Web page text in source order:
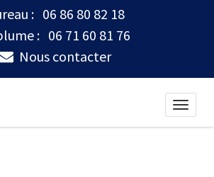
: 06 86 80 82 18
: 06 71 60 81 76
Nous contacter
Toggle